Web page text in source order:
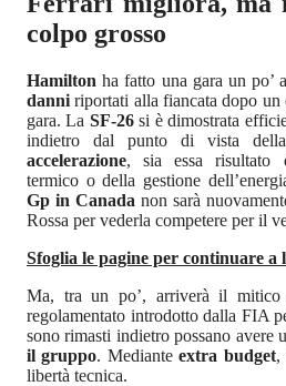
colpo grosso
Hamiltonha fatto una gara un po’
danniriportati alla fiancata dopo
gara. La SF-26si è dimostrata
indietro dal punto di vista
accelerazione, sia essa risultato
termico o della gestione
Gp in Canada non sarà
Rossa per vederla competere per il
Sfoglia le pagine per continuare a
Ma, tra un po’, arriverà il mitico
regolamentato introdotto dalla FIA
sono rimasti indietro possano avere
il gruppo. Medianteextra budget,
libertà tecnica.